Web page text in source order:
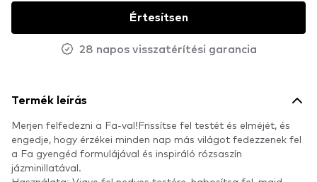
Értesítsen
28 napos visszatérítési garancia
Termék leírás
Merjen felfedezni a Fa-val!Frissítse fel testét és elméjét, és
engedje, hogy érzékei minden nap más világot fedezzenek fel
a Fa gyengéd formulájával és inspiráló rózsaszín
jázminillatával.